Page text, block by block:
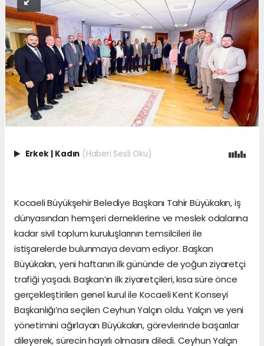
Erkek | Kadın (Haberi Sesli Oku)
Kocaeli Büyükşehir Belediye Başkanı Tahir Büyükakın, iş
dünyasından hemşeri derneklerine ve meslek odalarına
kadar sivil toplum kuruluşlarının temsilcileri ile
istişarelerde bulunmaya devam ediyor. Başkan
Büyükakın, yeni haftanın ilk gününde de yoğun ziyaretçi
trafiği yaşadı. Başkan’ın ilk ziyaretçileri, kısa süre önce
gerçekleştirilen genel kurul ile Kocaeli Kent Konseyi
Başkanlığı’na seçilen Ceyhun Yalçın oldu. Yalçın ve yeni
yönetimini ağırlayan Büyükakın, görevlerinde başarılar
dileyerek, sürecin hayırlı olmasını diledi. Ceyhun Yalçın